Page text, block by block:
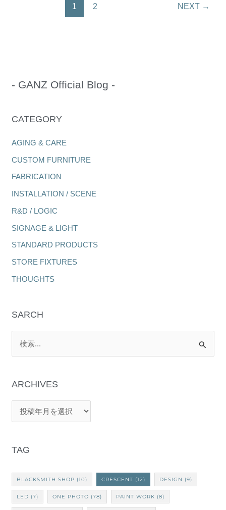
を
げ
1 2 NEXT →
- GANZ Official Blog -
CATEGORY
AGING & CARE
CUSTOM FURNITURE
FABRICATION
INSTALLATION / SCENE
R&D / LOGIC
SIGNAGE & LIGHT
STANDARD PRODUCTS
STORE FIXTURES
THOUGHTS
SARCH
TAG
BLACKSMITH SHOP (10) CRESCENT (12) DESIGN (9)
LED (7) ONE PHOTO (78) PAINT WORK (8)